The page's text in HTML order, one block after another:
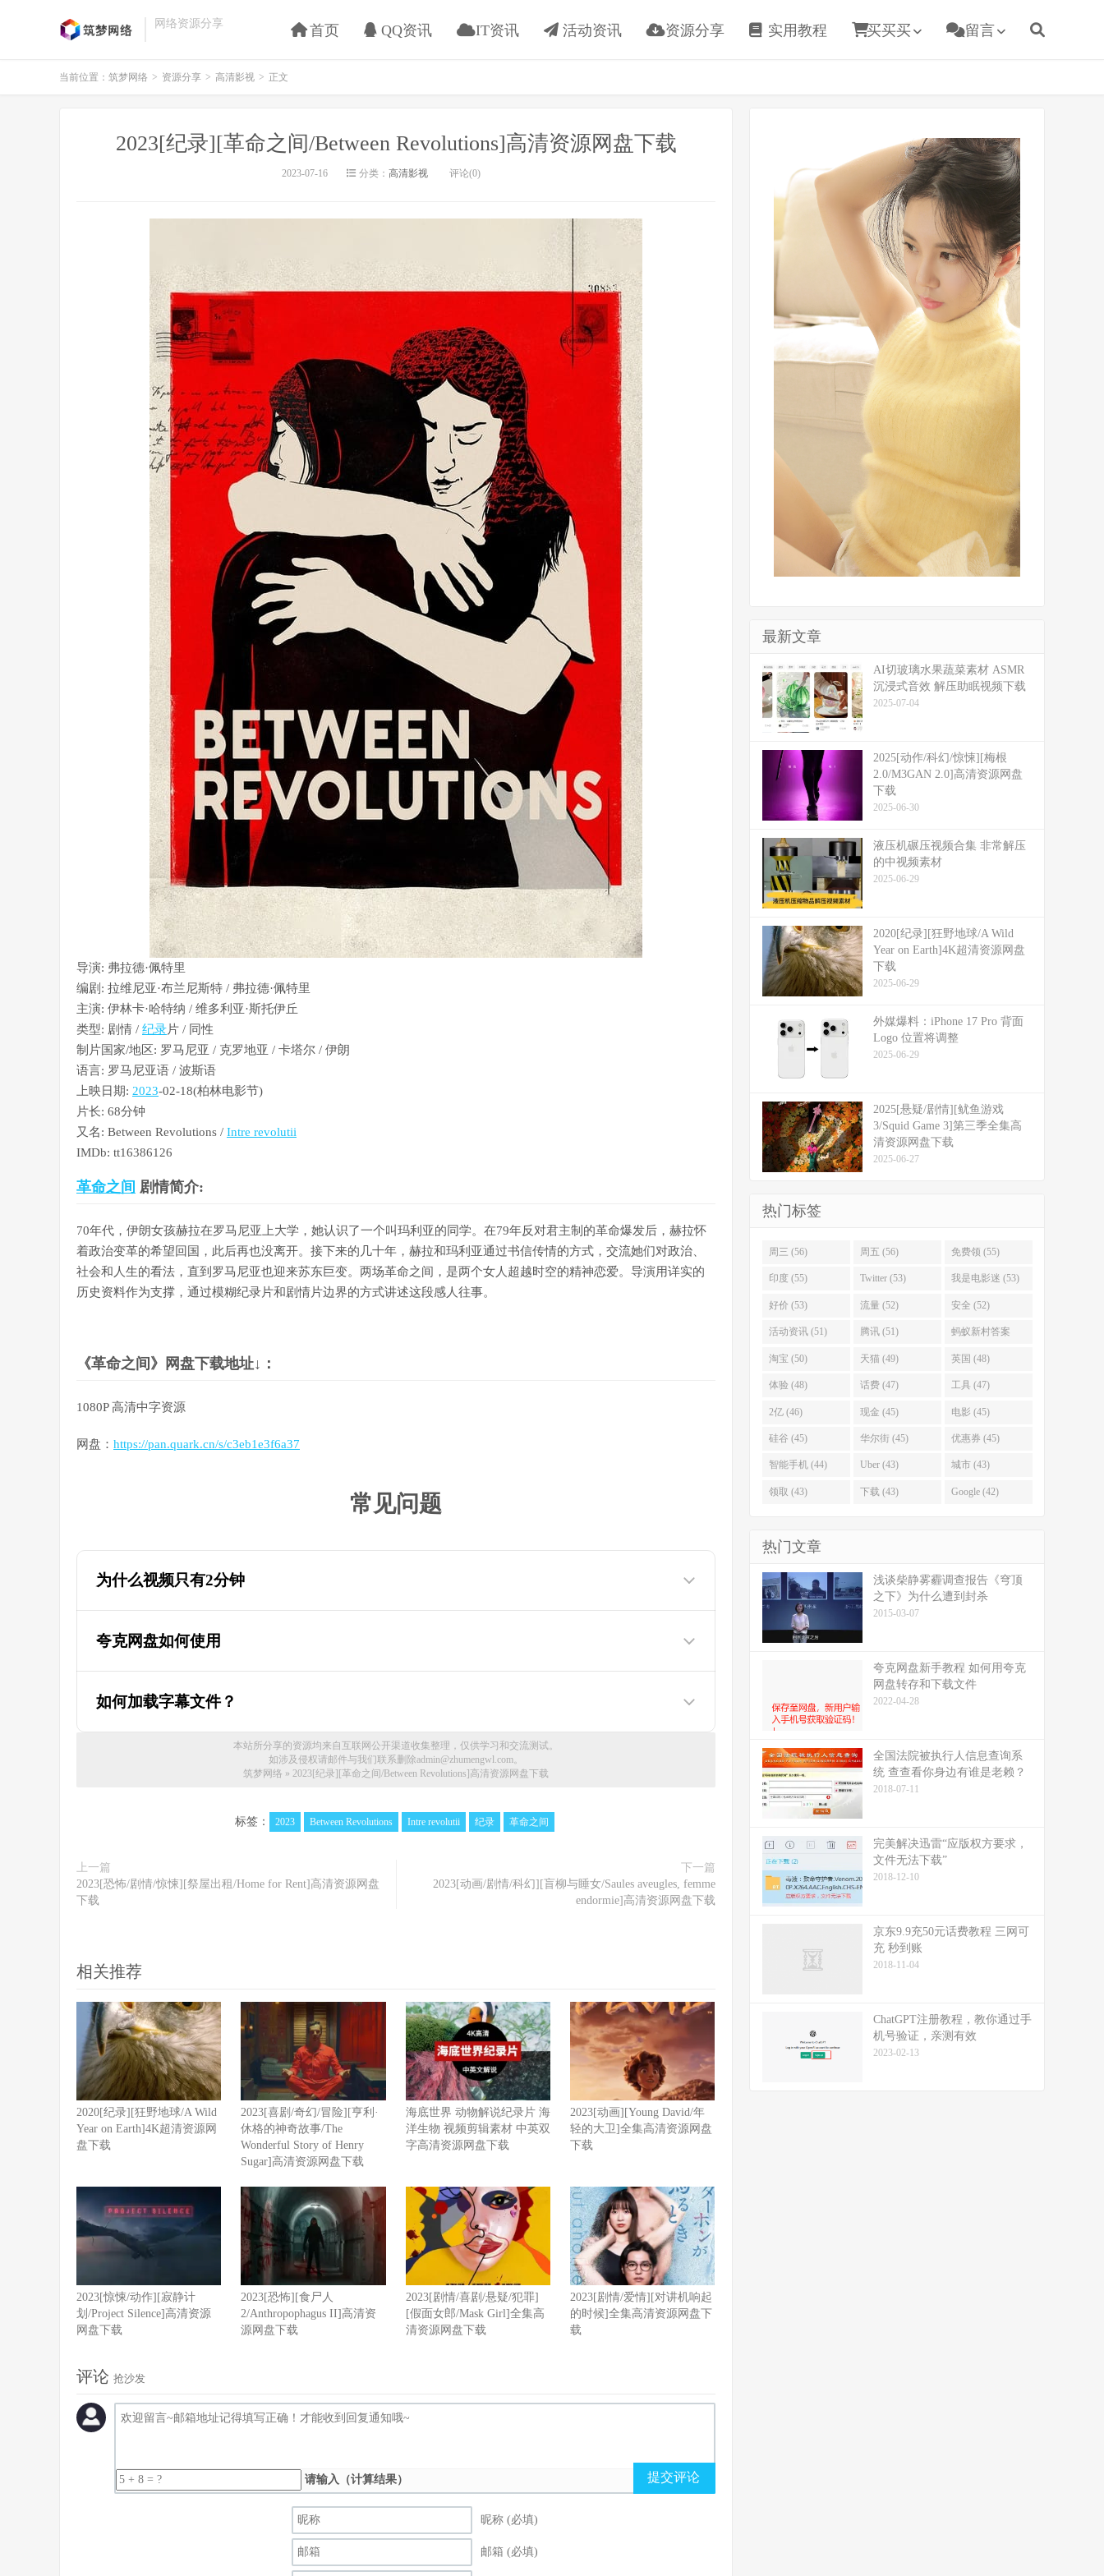
网络资源分享 首页 QQ资讯 IT资讯 活动资讯 资源分享 实用教程 买买买 留言
当前位置： 筑梦网络 > 资源分享 > 高清影视 > 正文
2023[纪录][革命之间/Between Revolutions]高清资源网盘下载
2023-07-16 分类： 高清影视 评论(0)
导演: 弗拉德·佩特里
编剧: 拉维尼亚·布兰尼斯特 / 弗拉德·佩特里
主演: 伊林卡·哈特纳 / 维多利亚·斯托伊丘
类型: 剧情 / 纪录片 / 同性
制片国家/地区: 罗马尼亚 / 克罗地亚 / 卡塔尔 / 伊朗
语言: 罗马尼亚语 / 波斯语
上映日期: 2023-02-18(柏林电影节)
片长: 68分钟
又名: Between Revolutions / Intre revolutii
IMDb: tt16386126
革命之间 剧情简介:
70年代，伊朗女孩赫拉在罗马尼亚上大学，她认识了一个叫玛利亚的同学。在79年反对君主制的革命爆发后，赫拉怀
着政治变革的希望回国，此后再也没离开。接下来的几十年，赫拉和玛利亚通过书信传情的方式，交流她们对政治、
社会和人生的看法，直到罗马尼亚也迎来苏东巨变。两场革命之间，是两个女人超越时空的精神恋爱。导演用详实的
历史资料作为支撑，通过模糊纪录片和剧情片边界的方式讲述这段感人往事。
《革命之间》网盘下载地址↓：
1080P 高清中字资源
网盘： https://pan.quark.cn/s/c3eb1e3f6a37
常见问题
为什么视频只有2分钟
为什么迅雷云盘的视频只有两分钟，教你如何观看下载完整版
夸克网盘如何使用
如何加载字幕文件？
本站所分享的资源均来自互联网公开渠道收集整理，仅供学习和交流测试。
如涉及侵权请邮件与我们联系删除admin@zhumengwl.com。
筑梦网络 » 2023[纪录][革命之间/Between Revolutions]高清资源网盘下载
标签： 2023 Between Revolutions Intre revolutii 纪录 革命之间
上一篇
2023[恐怖/剧情/惊悚][祭屋出租/Home for Rent]高清资源网盘
下载
下一篇
2023[动画/剧情/科幻][盲柳与睡女/Saules aveugles, femme
endormie]高清资源网盘下载
相关推荐
2020[纪录][狂野地球/A Wild
Year on Earth]4K超清资源网
盘下载
2023[喜剧/奇幻/冒险][亨利·
休格的神奇故事/The
Wonderful Story of Henry
Sugar]高清资源网盘下载
海底世界 动物解说纪录片 海
洋生物 视频剪辑素材 中英双
字高清资源网盘下载
2023[动画][Young David/年
轻的大卫]全集高清资源网盘
下载
2023[惊悚/动作][寂静计
划/Project Silence]高清资源
网盘下载
2023[恐怖][食尸人
2/Anthropophagus II]高清资
源网盘下载
2023[剧情/喜剧/悬疑/犯罪]
[假面女郎/Mask Girl]全集高
清资源网盘下载
2023[剧情/爱情][对讲机响起
的时候]全集高清资源网盘下
载
评论 抢沙发
请输入（计算结果） 提交评论
昵称 (必填)
邮箱 (必填)
最新文章
​​AI切玻璃水果蔬菜素材 ASMR
沉浸式音效 解压助眠视频下载
2025-07-04
2025[动作/科幻/惊悚][梅根
2.0/M3GAN 2.0]高清资源网盘
下载
2025-06-30
液压机碾压视频合集 非常解压
的中视频素材
2025-06-29
2020[纪录][狂野地球/A Wild
Year on Earth]4K超清资源网盘
下载
2025-06-29
外媒爆料：​​iPhone 17 Pro 背面
Logo 位置将调整​​
2025-06-29
2025[悬疑/剧情][鱿鱼游戏
3/Squid Game 3]第三季全集高
清资源网盘下载
2025-06-27
热门标签
周三 (56) 周五 (56) 免费领 (55)
印度 (55) Twitter (53) 我是电影迷 (53)
好价 (53) 流量 (52) 安全 (52)
活动资讯 (51) 腾讯 (51) 蚂蚁新村答案
(51)
淘宝 (50) 天猫 (49) 英国 (48)
体验 (48) 话费 (47) 工具 (47)
2亿 (46) 现金 (45) 电影 (45)
硅谷 (45) 华尔街 (45) 优惠券 (45)
智能手机 (44) Uber (43) 城市 (43)
领取 (43) 下载 (43) Google (42)
热门文章
浅谈柴静雾霾调查报告《穹顶
之下》为什么遭到封杀
2015-03-07
夸克网盘新手教程 如何用夸克
网盘转存和下载文件
2022-04-28
全国法院被执行人信息查询系
统 查查看你身边有谁是老赖？
2018-07-11
完美解决迅雷“应版权方要求，
文件无法下载”
2018-12-10
京东9.9充50元话费教程 三网可
充 秒到账
2018-11-04
ChatGPT注册教程，教你通过手
机号验证，亲测有效
2023-02-13